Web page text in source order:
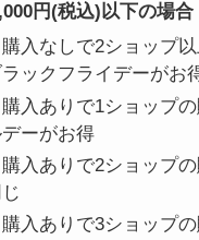
円(税込)以下の場合
購入なしで2ショップ
ックフライデーがお
購入ありで1ショップ
ーがお得
購入ありで2ショップ
購入ありで3ショップ